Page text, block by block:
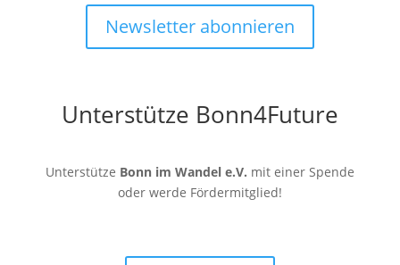
Newsletter abonnieren
Unterstütze Bonn4Future
Unterstütze Bonn im Wandel e.V. mit einer Spende
oder werde Fördermitglied!